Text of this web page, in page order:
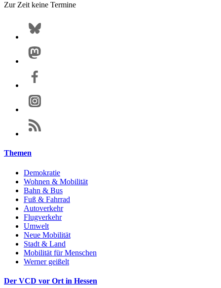
Zur Zeit keine Termine
Themen
Demokratie
Wohnen & Mobilität
Bahn & Bus
Fuß & Fahrrad
Autoverkehr
Flugverkehr
Umwelt
Neue Mobilität
Stadt & Land
Mobilität für Menschen
Werner geißelt
Der VCD vor Ort in Hessen